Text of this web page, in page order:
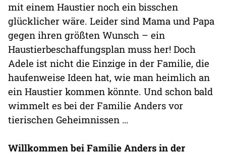
mit einem Haustier noch ein bisschen
glücklicher wäre. Leider sind Mama und Papa
gegen ihren größten Wunsch – ein
Haustierbeschaffungsplan muss her! Doch
Adele ist nicht die Einzige in der Familie, die
haufenweise Ideen hat, wie man heimlich an
ein Haustier kommen könnte. Und schon bald
wimmelt es bei der Familie Anders vor
tierischen Geheimnissen …
Willkommen bei Familie Anders in der